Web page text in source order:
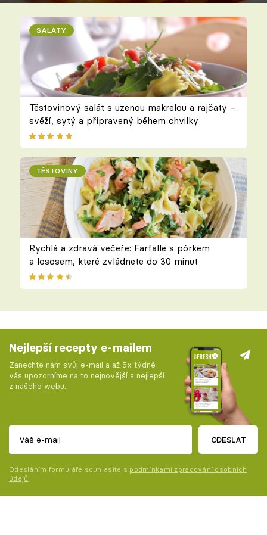
SALÁTY
Těstovinový salát s uzenou makrelou a rajčaty –
svěží, sytý a připravený během chvilky
TĚSTOVINY
Rychlá a zdravá večeře: Farfalle s pórkem
a lososem, které zvládnete do 30 minut
Nejlepší recepty e-mailem
Zanechte nám svůj e-mail a až 5x týdně
vás upozorníme na to nejnovější a nejlepší
z našeho webu.
ODESLAT
Odesláním formuláře souhlasíte s podmínkami zpracování osobních
údajů